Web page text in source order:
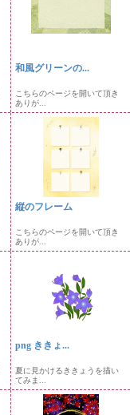
和風グリーンの...
こちらのページを開いて頂き
ありが...
縦のフレーム
こちらのページを開いて頂き
ありが...
png ききょ...
夏に見かけるききょうを描い
てみま...